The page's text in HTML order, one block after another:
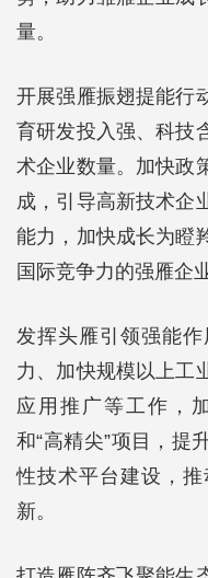
量。
开展强雁振翅提能行
育研发投入强、科技
术企业数量。加快政
成，引导高新技术企
能力，加快成长为瞪
国际竞争力的强雁企业
发挥头雁引领强能
力、加快规模以上工
应用推广等工作，
和“高精尖”项目，提
性技术平台建设，
新。